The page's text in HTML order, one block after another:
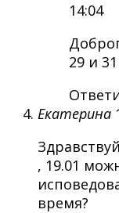
14:04
29 и
Екатерина
, 19.01
время?